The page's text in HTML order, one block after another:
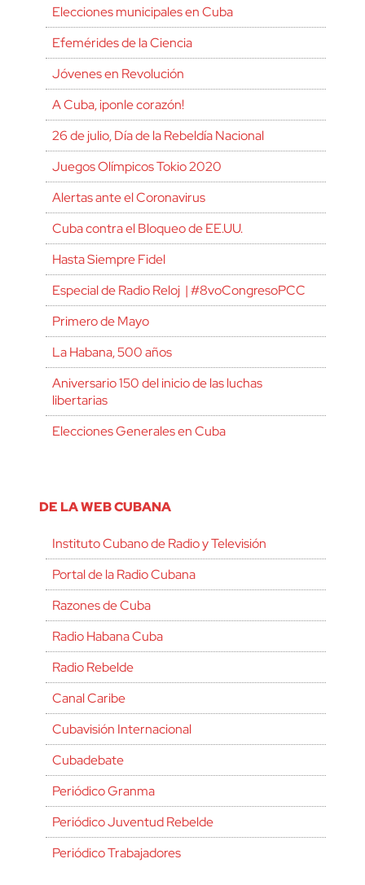
Elecciones municipales en Cuba
Efemérides de la Ciencia
Jóvenes en Revolución
A Cuba, ¡ponle corazón!
26 de julio, Día de la Rebeldía Nacional
Juegos Olímpicos Tokio 2020
Alertas ante el Coronavirus
Cuba contra el Bloqueo de EE.UU.
Hasta Siempre Fidel
Especial de Radio Reloj | #8voCongresoPCC
Primero de Mayo
La Habana, 500 años
Aniversario 150 del inicio de las luchas
libertarias
Elecciones Generales en Cuba
DE LA WEB CUBANA
Instituto Cubano de Radio y Televisión
Portal de la Radio Cubana
Razones de Cuba
Radio Habana Cuba
Radio Rebelde
Canal Caribe
Cubavisión Internacional
Cubadebate
Periódico Granma
Periódico Juventud Rebelde
Periódico Trabajadores